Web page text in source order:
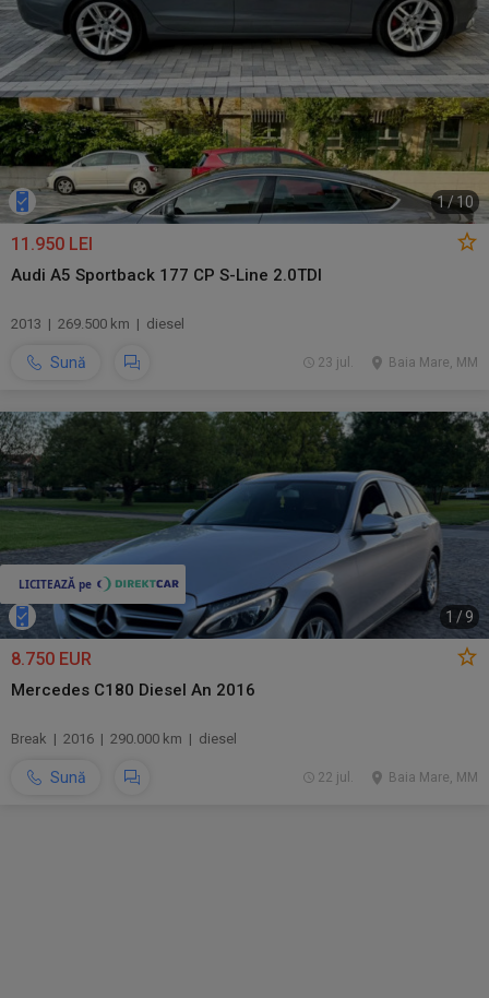
1/10
11.950 LEI
Audi A5 Sportback 177 CP S-Line 2.0TDI
2013 | 269.500 km | diesel
Sună Baia Mare, MM
23 jul.
1 /9
8.750 EUR
Mercedes C180 Diesel An 2016
Break | 2016 | 290.000 km | diesel
Sună Baia Mare, MM
22 jul.